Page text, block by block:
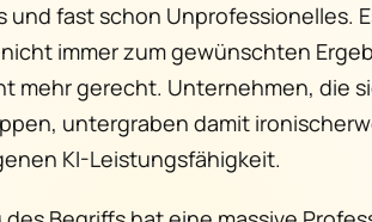
und fast schon Unprofessionelles.
immer zum gewünschten
mehr gerecht. Unternehmen, die
untergraben damit
KI-Leistungsfähigkeit.